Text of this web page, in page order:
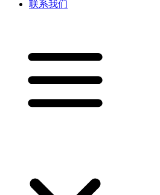
联系我们